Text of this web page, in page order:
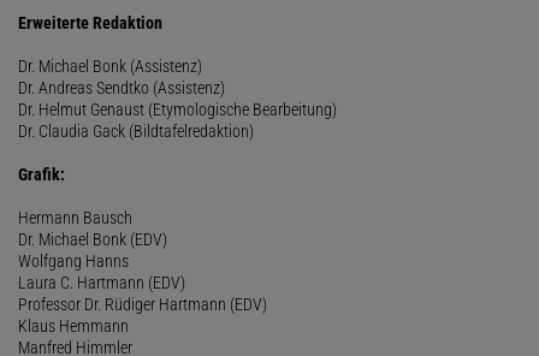
Erweiterte Redaktion
Dr. Michael Bonk (Assistenz)
Dr. Andreas Sendtko (Assistenz)
Dr. Helmut Genaust (Etymologische Bearbeitung)
Dr. Claudia Gack (Bildtafelredaktion)
Grafik:
Hermann Bausch
Dr. Michael Bonk (EDV)
Wolfgang Hanns
Laura C. Hartmann (EDV)
Professor Dr. Rüdiger Hartmann (EDV)
Klaus Hemmann
Manfred Himmler